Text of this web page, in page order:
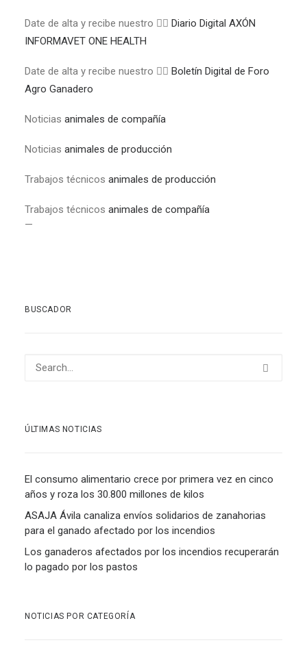
Date de alta y recibe nuestro 👉🏼 Diario Digital AXÓN
INFORMAVET ONE HEALTH
Date de alta y recibe nuestro 👉🏼 Boletín Digital de Foro
Agro Ganadero
Noticias animales de compañía
Noticias animales de producción
Trabajos técnicos animales de producción
Trabajos técnicos animales de compañía
—
BUSCADOR
ÚLTIMAS NOTICIAS
El consumo alimentario crece por primera vez en cinco
años y roza los 30.800 millones de kilos
ASAJA Ávila canaliza envíos solidarios de zanahorias
para el ganado afectado por los incendios
Los ganaderos afectados por los incendios recuperarán
lo pagado por los pastos
NOTICIAS POR CATEGORÍA